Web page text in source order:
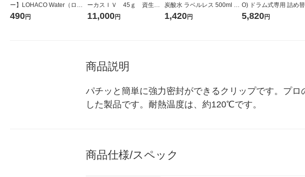
ー】LOHACO Water（ロハ
コウォーター）2L ラベルレ
490円
ーカスＩＶ 45ｇ 資生
堂 おまけ付き
11,000円
炭酸水 ラベルレス 500ml 1
箱（24本入）
1,420円
O) ドラム式専用 詰め
ガジャンボ 2300g 1セ
5,820円
商品説明
パチッと簡単に強力密封ができるクリップです。プ
した製品です。耐熱温度は、約120℃です。
商品仕様/スペック